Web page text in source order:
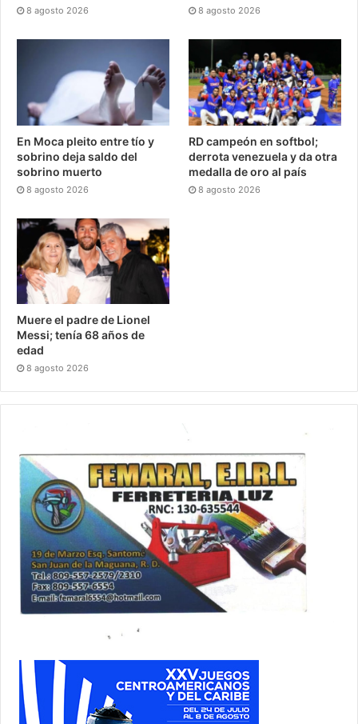
8 agosto 2026 8 agosto 2026
En Moca pleito entre tío y
sobrino deja saldo del
sobrino muerto
8 agosto 2026
RD campeón en softbol;
derrota venezuela y da otra
medalla de oro al país
8 agosto 2026
Muere el padre de Lionel
Messi; tenía 68 años de
edad
8 agosto 2026